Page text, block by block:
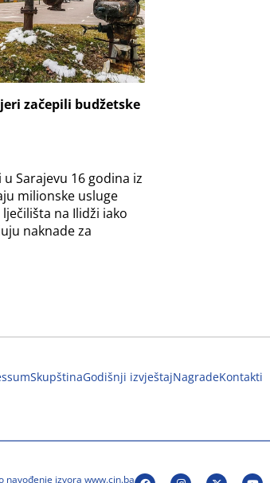
začepili budžetske
Sarajevu 16 godina iz
milionske usluge
na Ilidži iako
naknade za
SkupštinaGodišnji izvještajNagradeKontakti
navođenje izvora www.cin.ba